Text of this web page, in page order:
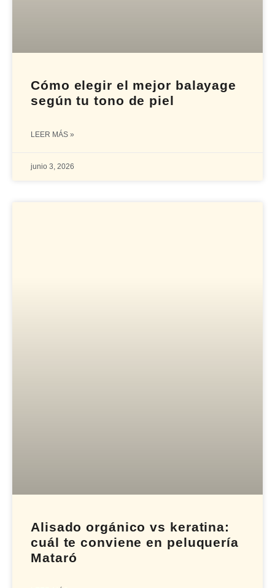
Cómo elegir el mejor balayage
según tu tono de piel
LEER MÁS »
junio 3, 2026
Alisado orgánico vs keratina:
cuál te conviene en peluquería
Mataró